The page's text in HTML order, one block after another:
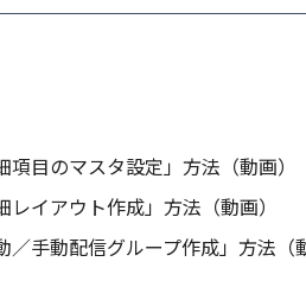
項目のマスタ設定」方法（動画）
レイアウト作成」方法（動画）
／手動配信グループ作成」方法（